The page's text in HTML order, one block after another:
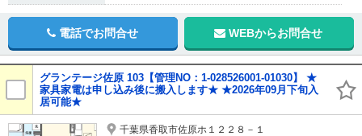
電話でお問合せ WEBからお問合せ
グランテージ佐原 103【管理NO：1-028526001-01030】 ★
家具家電は申し込み後に搬入します★ ★2026年09月下旬入
居可能★
千葉県香取市佐原ホ１２２８－１